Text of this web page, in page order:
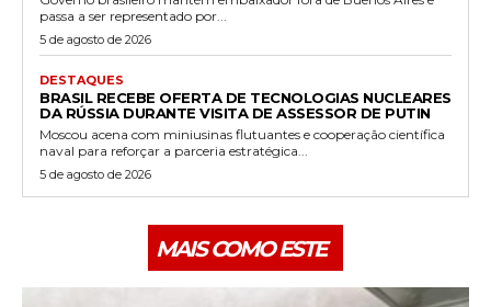
passa a ser representado por...
5 de agosto de 2026
DESTAQUES
BRASIL RECEBE OFERTA DE TECNOLOGIAS NUCLEARES
DA RÚSSIA DURANTE VISITA DE ASSESSOR DE PUTIN
Moscou acena com miniusinas flutuantes e cooperação científica
naval para reforçar a parceria estratégica...
5 de agosto de 2026
MAIS COMO ESTE